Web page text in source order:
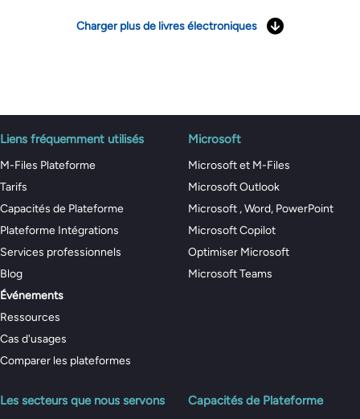
Charger plus de livres électroniques
Liens fréquemment utilisés
M-Files Plateforme
Tarifs
Capacités de Plateforme
Plateforme Intégrations
Services professionnels
Blog
Événements
Ressources
Cas d'usages
Comparer les plateformes
Microsoft
Microsoft et M-Files
Microsoft Outlook
Microsoft , Word, PowerPoint
Microsoft Copilot
Optimiser Microsoft
Microsoft Teams
Les secteurs que nous servons Capacités de Plateforme